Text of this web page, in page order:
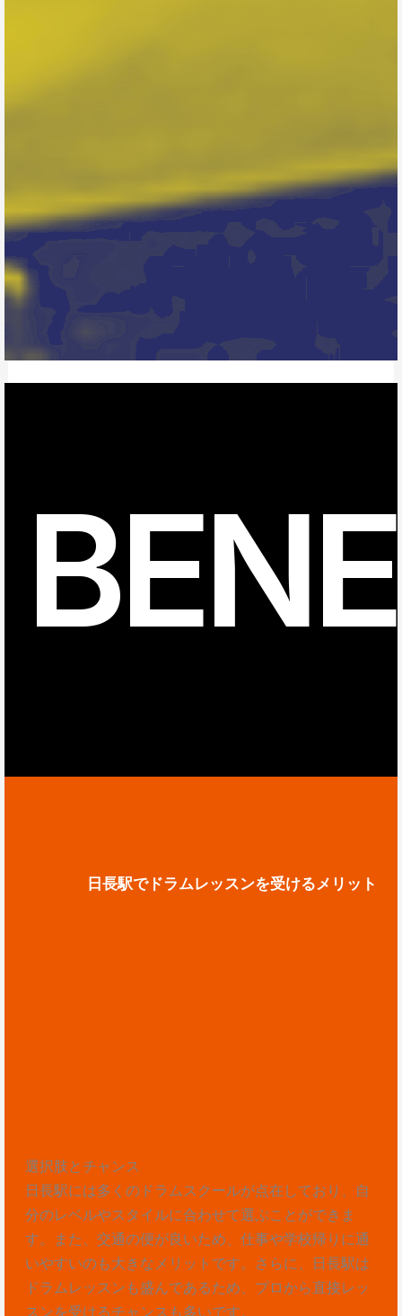
日長駅でドラムレッスンを受けるメリット
選択肢とチャンス
日長駅には多くのドラムスクールが点在しており、自
分のレベルやスタイルに合わせて選ぶことができま
す。また、交通の便が良いため、仕事や学校帰りに通
いやすいのも大きなメリットです。さらに、日長駅は
ドラムレッスンも盛んであるため、プロから直接レッ
スンを受けるチャンスも多いです。